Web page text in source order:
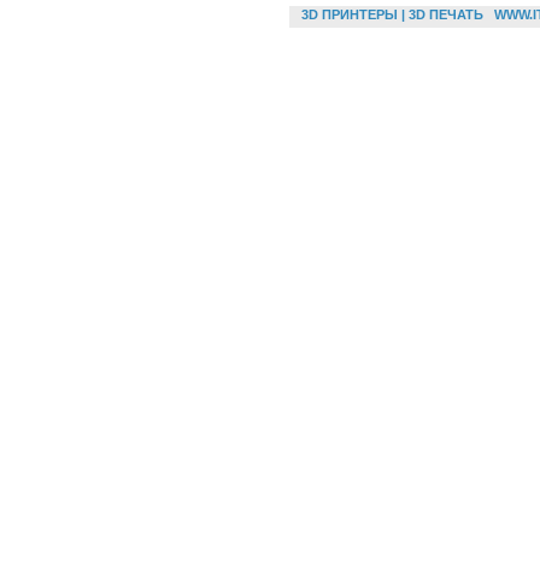
3D ПРИНТЕРЫ | 3D ПЕЧАТЬ